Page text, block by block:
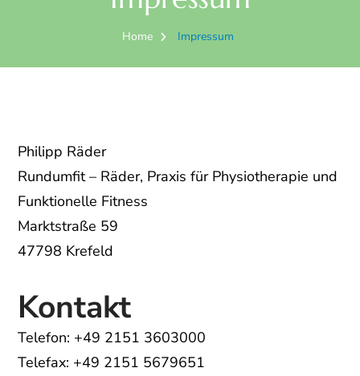
Home Impressum
Philipp Räder
Rundumfit – Räder, Praxis für Physiotherapie und
Funktionelle Fitness
Marktstraße 59
47798 Krefeld
Kontakt
Telefon: +49 2151 3603000
Telefax: +49 2151 5679651